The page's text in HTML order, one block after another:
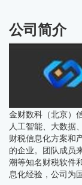
公司简介
金财数科（北京）
人工智能、大数据
财税信息化方案和
的企业。团队成员
潮等知名财税软件
息化经验，公司为